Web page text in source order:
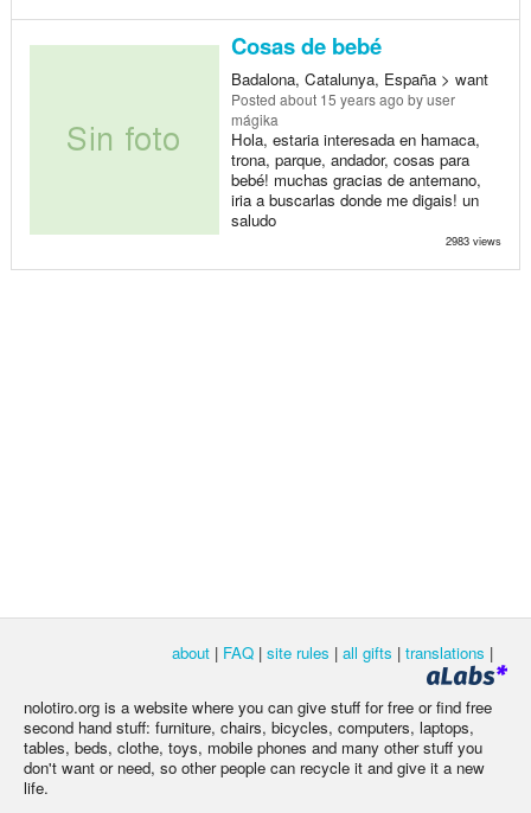
Cosas de bebé
Badalona, Catalunya, España > want
Posted about 15 years ago by user
mágika
Hola, estaria interesada en hamaca,
trona, parque, andador, cosas para
bebé! muchas gracias de antemano,
iria a buscarlas donde me digais! un
saludo
2983 views
about | FAQ | site rules | all gifts | translations |
nolotiro.org is a website where you can give stuff for free or find free
second hand stuff: furniture, chairs, bicycles, computers, laptops,
tables, beds, clothe, toys, mobile phones and many other stuff you
don't want or need, so other people can recycle it and give it a new
life.